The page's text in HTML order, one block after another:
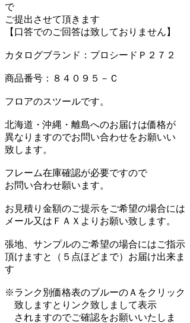
で
ご提出させて頂きます
【口答でのご回答は致しておりません】
カタログブランド：プロシードＰ２７２
商品番号：８４０９５－Ｃ
フロアのスツールです。
北海道・沖縄・離島へのお届けは価格が
異なりますのでお問い合わせをお願いい
致します。
フレーム在庫確認が必要ですので
お問い合わせ願います。
お見積り金額のご提示をご希望の場合には
メール又はＦＡＸよりお願い致します。
張地、サンプルのご希望の場合にはご指示
頂けますと（５点ほどまで）お届け出来ま
す
※ランク別価格表のブルーのＡをクリック
致しますとりンク致しまして表示
されますのでご確認をお願いいたしま